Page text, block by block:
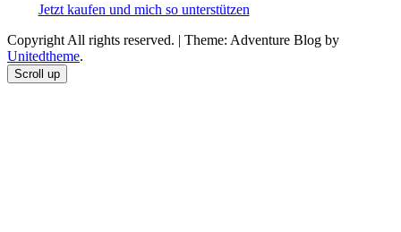
Jetzt kaufen und mich so unterstützen
Copyright All rights reserved. | Theme: Adventure Blog by
Unitedtheme.
Scroll up